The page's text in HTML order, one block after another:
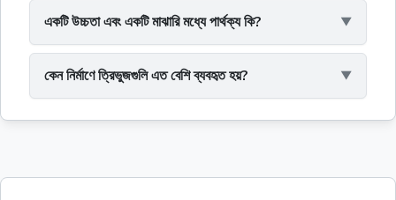
একটি উচ্চতা এবং একটি মাঝারি মধ্যে পার্থক্য কি?
কেন নির্মাণে ত্রিভুজগুলি এত বেশি ব্যবহৃত হয়?